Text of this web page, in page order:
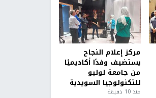
مركز إعلام النجاح
يستضيف وفدًا أكاديميًا
من جامعة لوليو
للتكنولوجيا السويدية
منذ 10 دقيقة